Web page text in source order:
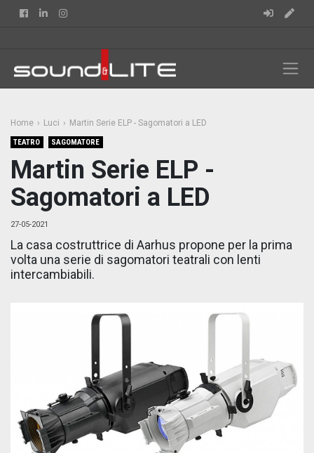
FacebookLinkedin
Home Luci Martin Serie ELP - Sagomatori a LED
TEATRO SAGOMATORE
Martin Serie ELP -
Sagomatori a LED
27-05-2021
La casa costruttrice di Aarhus propone per la prima
volta una serie di sagomatori teatrali con lenti
intercambiabili.